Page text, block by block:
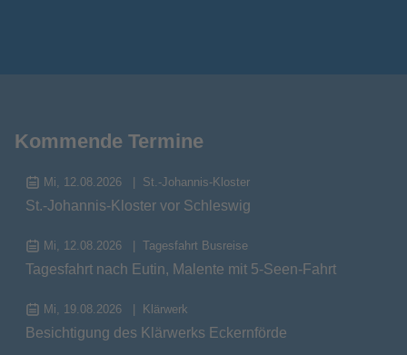
Kommende Termine
Mi, 12.08.2026 St.-Johannis-Kloster
St.-Johannis-Kloster vor Schleswig
Mi, 12.08.2026 Tagesfahrt Busreise
Tagesfahrt nach Eutin, Malente mit 5-Seen-Fahrt
Mi, 19.08.2026 Klärwerk
Besichtigung des Klärwerks Eckernförde